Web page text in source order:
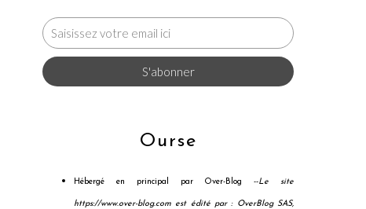
Ourse
Hébergé en principal par Over-Blog --Le site
https://www.over-blog.com est édité par : OverBlog SAS,